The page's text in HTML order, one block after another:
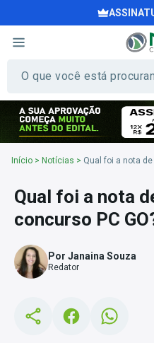
Início > Notícias > Qual foi a nota
Qual foi a nota
concurso PC
Por Janaina Souza
Redator